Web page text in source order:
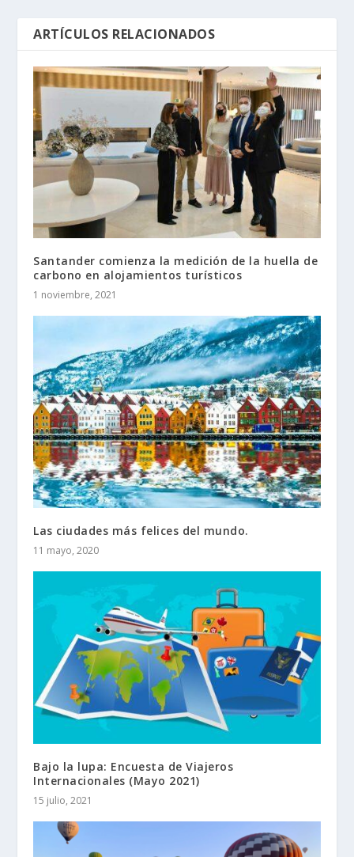
ARTÍCULOS RELACIONADOS
Santander comienza la medición de la huella de
carbono en alojamientos turísticos
1 noviembre, 2021
Las ciudades más felices del mundo.
11 mayo, 2020
Bajo la lupa: Encuesta de Viajeros
Internacionales (Mayo 2021)
15 julio, 2021